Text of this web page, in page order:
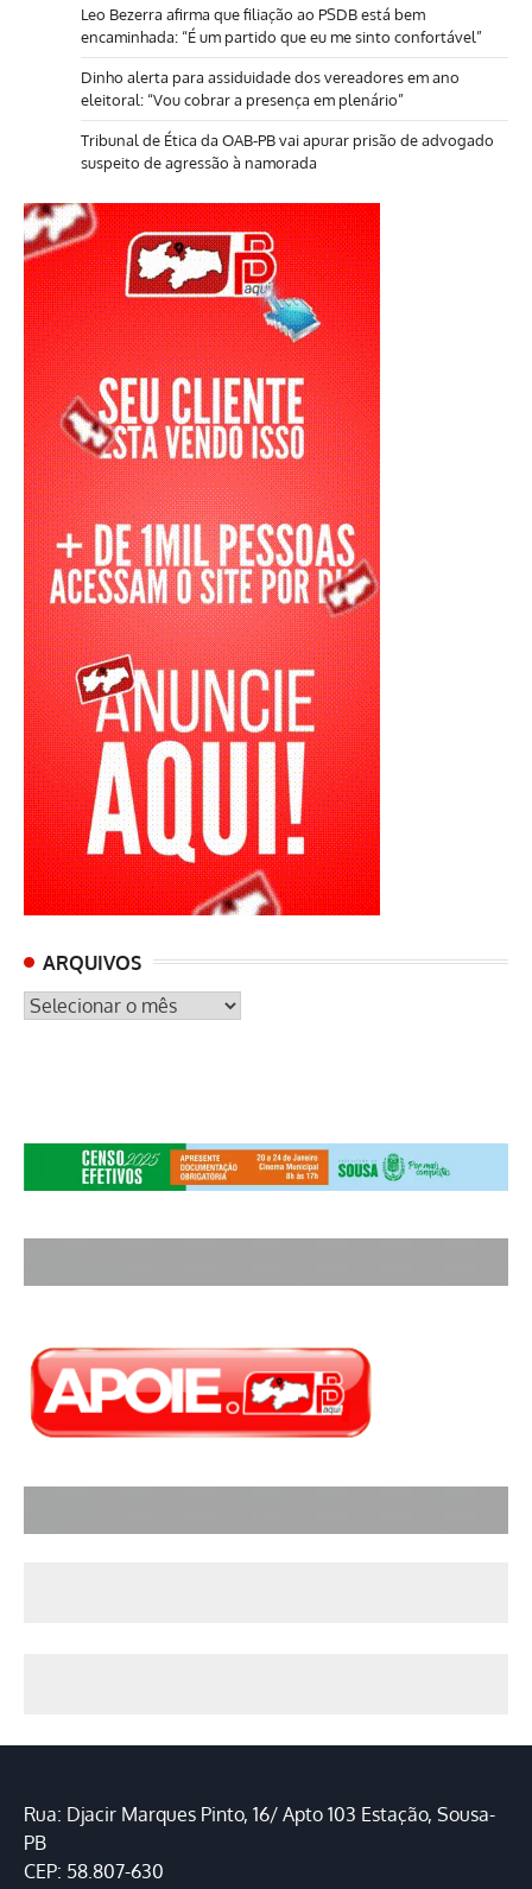
Leo Bezerra afirma que filiação ao PSDB está bem
encaminhada: “É um partido que eu me sinto confortável”
Dinho alerta para assiduidade dos vereadores em ano
eleitoral: “Vou cobrar a presença em plenário”
Tribunal de Ética da OAB-PB vai apurar prisão de advogado
suspeito de agressão à namorada
ARQUIVOS
ARQUIVOS
Rua: Djacir Marques Pinto, 16/ Apto 103 Estação, Sousa-
PB
CEP: 58.807-630